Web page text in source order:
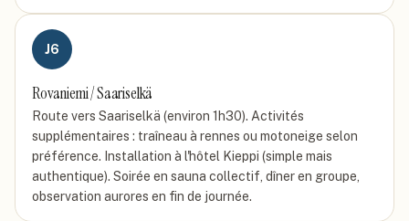
J6
Rovaniemi / Saariselkä
Route vers Saariselkä (environ 1h30). Activités
supplémentaires : traîneau à rennes ou motoneige selon
préférence. Installation à l'hôtel Kieppi (simple mais
authentique). Soirée en sauna collectif, dîner en groupe,
observation aurores en fin de journée.